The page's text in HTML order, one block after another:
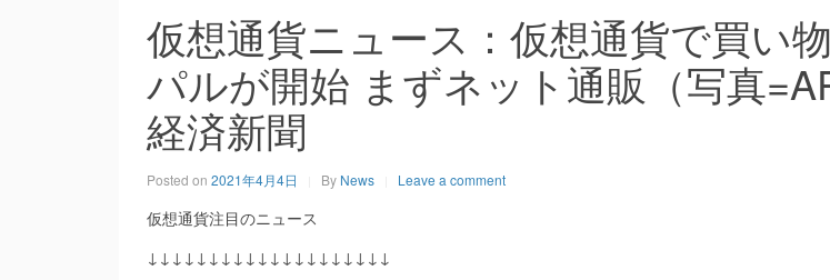
仮想通貨ニュース：仮想通貨で買い
パルが開始 まずネット通販（写真
経済新聞
Posted on 2021年4月4日 By News Leave a comment
仮想通貨注目のニュース
↓↓↓↓↓↓↓↓↓↓↓↓↓↓↓↓↓↓↓↓